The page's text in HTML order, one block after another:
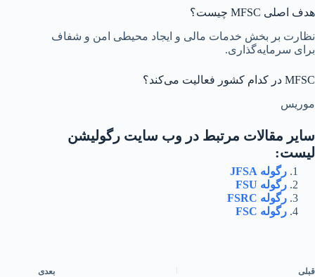
هدف اصلی MFSC چیست؟
نظارت بر بخش خدمات مالی و ایجاد محیطی امن و شفاف
برای سرمایه‌گذاری.
MFSC در کدام کشور فعالیت می‌کند؟
موریس
سایر مقالات مرتبط در وب سایت رگولیشن
لیست:
رگوله JFSA‌
رگوله FSU
رگوله FSRC
رگوله FSC
قبلی بعدی